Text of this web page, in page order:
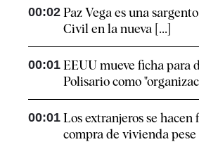
00:02 Paz Vega es una
Civil en la nueva [...]
00:01 EEUU mueve ficha para
Polisario como
00:01 Los extranjeros se hacen
compra de vivienda pese